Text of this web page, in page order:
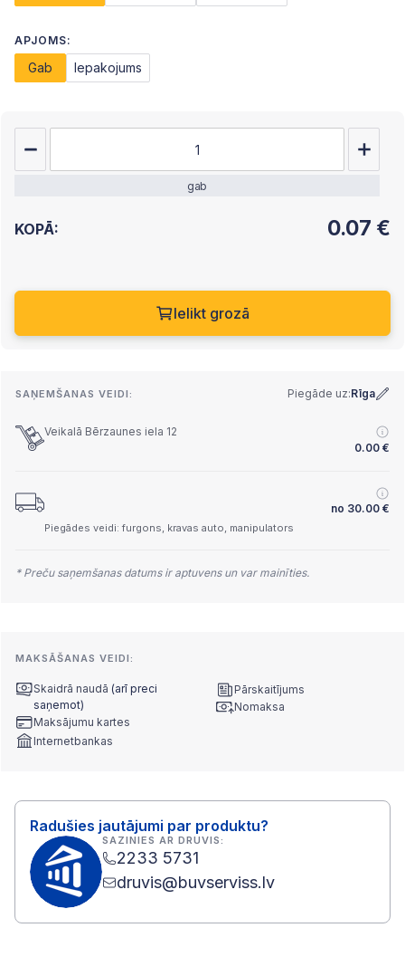
APJOMS:
Gab Iepakojums
gab
KOPĀ: 0.07 €
Ielikt grozā
SAŅEMŠANAS VEIDI: Piegāde uz:Rīga
Veikalā Bērzaunes iela 12
0.00 €
no 30.00 €
Piegādes veidi: furgons, kravas auto, manipulators
* Preču saņemšanas datums ir aptuvens un var mainīties.
MAKSĀŠANAS VEIDI:
Skaidrā naudā (arī preci
saņemot)
Maksājumu kartes
Internetbankas
Pārskaitījums
Nomaksa
Radušies jautājumi par produktu?
SAZINIES AR DRUVIS:
2233 5731
druvis@buvserviss.lv